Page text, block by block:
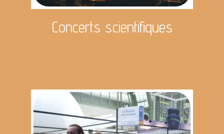
Concerts scientifiques